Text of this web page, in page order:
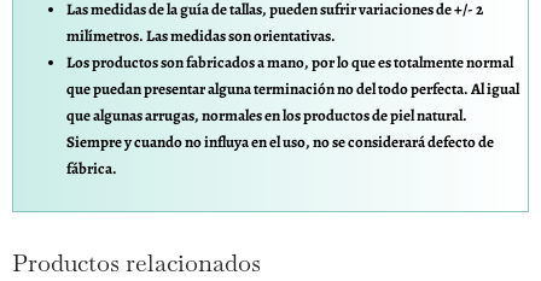
Las medidas de la guía de tallas, pueden sufrir variaciones de +/- 2
milímetros. Las medidas son orientativas.
Los productos son fabricados a mano, por lo que es totalmente normal
que puedan presentar alguna terminación no del todo perfecta. Al igual
que algunas arrugas, normales en los productos de piel natural.
Siempre y cuando no influya en el uso, no se considerará defecto de
fábrica.
Productos relacionados